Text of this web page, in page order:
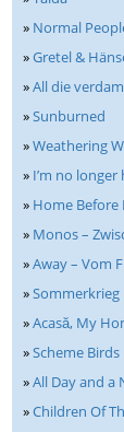
» Normal
»Gretel &
»All die
»Sunburned
»Weathering
» I’m no longer
» Home Before
» Monos –
»Away – Vom
»Sommerkrieg
»Acasă, My
»Scheme Birds
»All Day and a
»Children Of